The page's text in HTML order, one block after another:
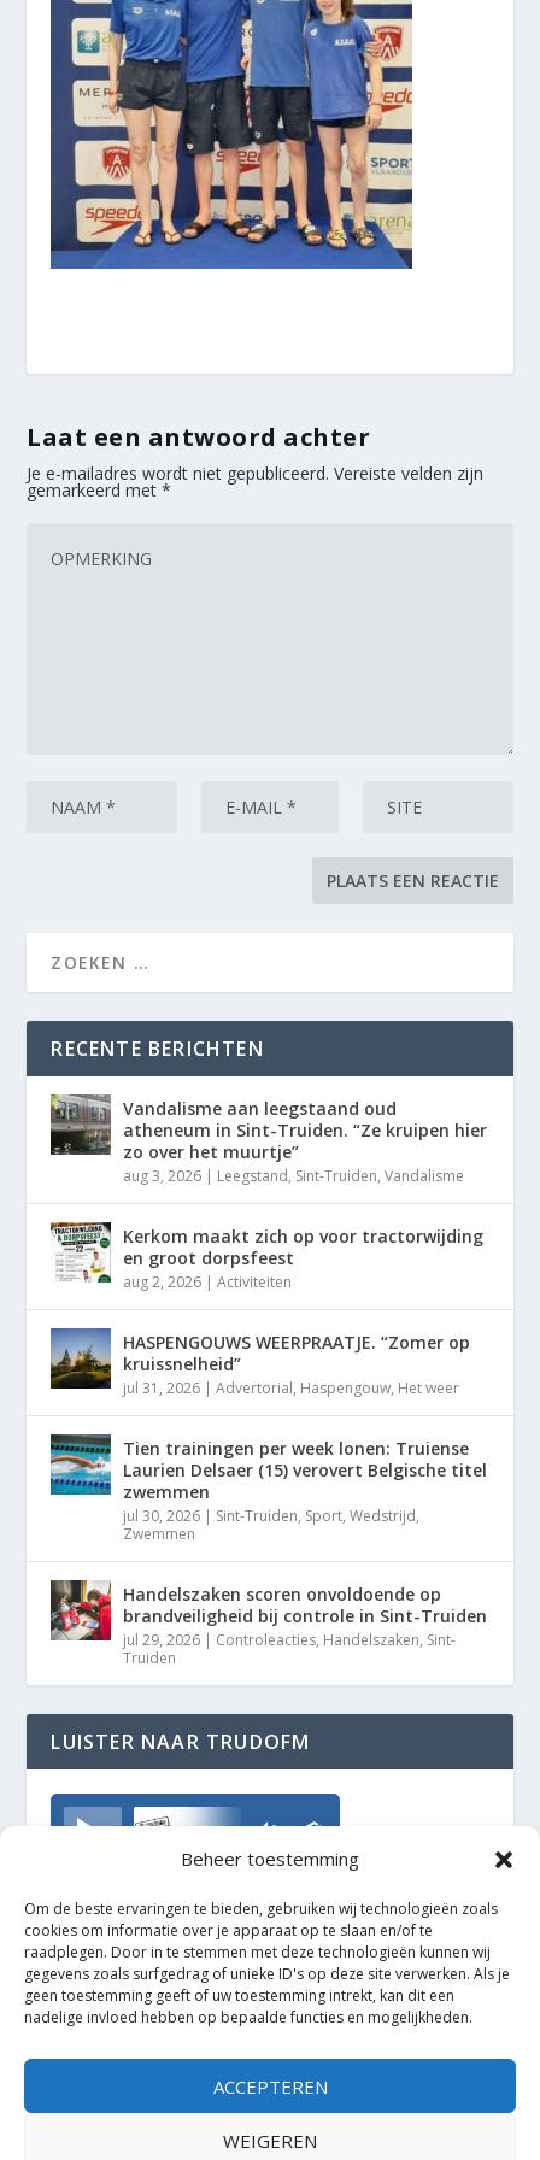
Beheer toestemming
Om de beste ervaringen te bieden, gebruiken wij technologieën zoals
cookies om informatie over je apparaat op te slaan en/of te
raadplegen. Door in te stemmen met deze technologieën kunnen wij
gegevens zoals surfgedrag of unieke ID's op deze site verwerken. Als je
geen toestemming geeft of uw toestemming intrekt, kan dit een
nadelige invloed hebben op bepaalde functies en mogelijkheden.
ACCEPTEREN
WEIGEREN
Laat een antwoord achter
Je e-mailadres wordt niet gepubliceerd. Vereiste velden zijn
gemarkeerd met*
RECENTE BERICHTEN
Vandalisme aan leegstaand oud
atheneum in Sint-Truiden. “Ze kruipen hier
zo over het muurtje”
aug 3, 2026 | Leegstand, Sint-Truiden,Vandalisme
Kerkom maakt zich op voor tractorwijding
en groot dorpsfeest
aug 2, 2026 |Activiteiten
HASPENGOUWS WEERPRAATJE. “Zomer op
kruissnelheid”
jul 31, 2026 |Advertorial, Haspengouw, Het weer
Tien trainingen per week lonen: Truiense
Laurien Delsaer (15) verovert Belgische titel
zwemmen
jul 30, 2026 | Sint-Truiden, Sport,Wedstrijd,
Zwemmen
Handelszaken scoren onvoldoende op
brandveiligheid bij controle in Sint-Truiden
jul 29, 2026 | Controleacties, Handelszaken, Sint-
Truiden
LUISTER NAAR TRUDOFM
TrudoFM